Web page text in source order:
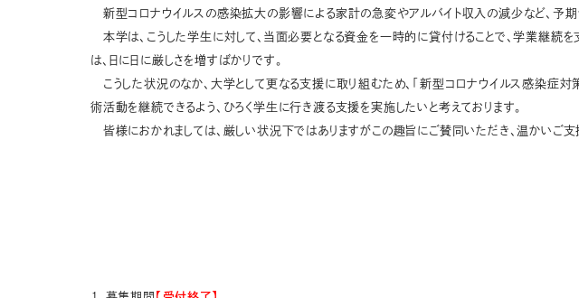
新型コロナウイルスの感染拡大の影響による家計の急変やアルバイト収入の減少など、予
本学は、こうした学生に対して、当面必要となる資金を一時的に貸付けることで、学業継続
は、日に日に厳しさを増すばかりです。
こうした状況のなか、大学として更なる支援に取り組むため、「新型コロナウイルス感染症
術活動を継続できるよう、ひろく学生に行き渡る支援を実施したいと考えております。
皆様におかれましては、厳しい状況下ではありますがこの趣旨にご賛同いただき、温かいご支